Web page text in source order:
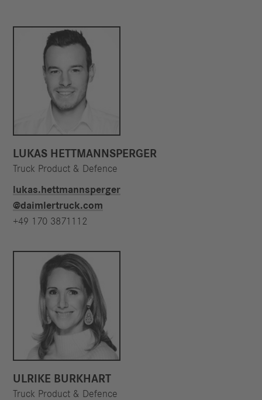
LUKAS HETTMANNSPERGER
Truck Product & Defence
lukas.hettmannsperger​
@daimlertruck.com
+49 170 3871112
ULRIKE BURKHART
Truck Product & Defence